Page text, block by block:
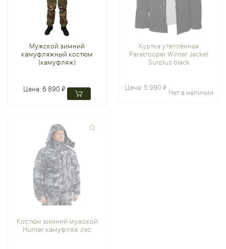
Мужской зимний
камуфляжный костюм
(камуфляж)
Цена:6 890 ₽
Куртка утеплённая
Paratrooper Winter Jacket
Surplus black
Цена: 5 990 ₽
Нет в наличии
Костюм зимний мужской
Hunter камуфляж лес